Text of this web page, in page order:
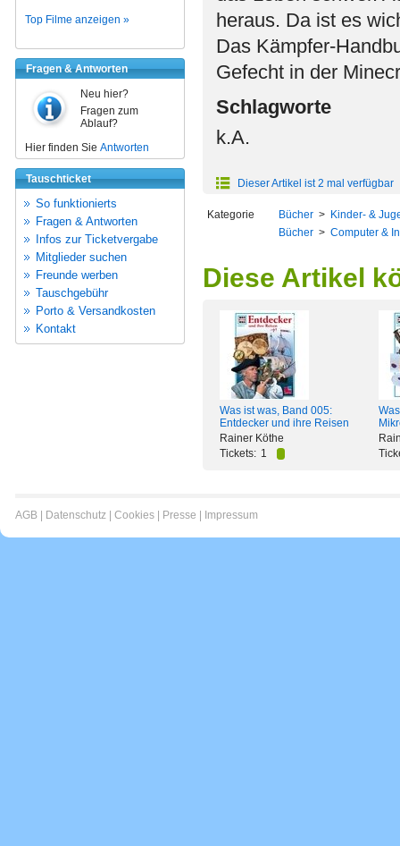
Top Filme anzeigen »
Fragen & Antworten
Neu hier?
Fragen zum
Ablauf?
Hier finden Sie Antworten
Tauschticket
So funktionierts
Fragen & Antworten
Infos zur Ticketvergabe
Mitglieder suchen
Freunde werben
Tauschgebühr
Porto & Versandkosten
Kontakt
heraus. Da ist es
Das Kämpfer-
Gefecht in der
Schlagworte
k.A.
Dieser Artikel ist 2 mal verfügbar
Kategorie Bücher > Kinder- &
Bücher > Computer &
Diese Artikel
Was ist was, Band 005:
Entdecker und ihre Reisen
Rainer Köthe
Tickets: 1
AGB Datenschutz Cookies Presse Impressum